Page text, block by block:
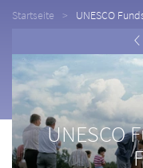
Startseite
UNESCO
UNESCO